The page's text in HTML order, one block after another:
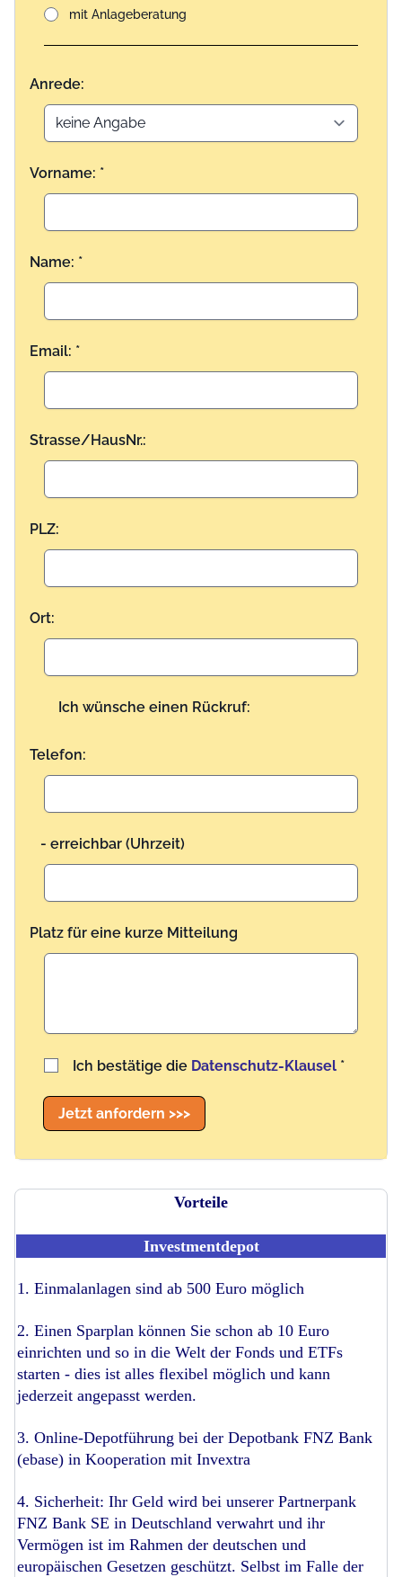
mit Anlageberatung
Anrede:
Vorname: *
Name: *
Email: *
Strasse/HausNr.:
PLZ:
Ort:
Ich wünsche einen Rückruf:
Telefon:
- erreichbar (Uhrzeit)
Platz für eine kurze Mitteilung
Benutzername
Ich bestätige die Datenschutz-Klausel *
Jetzt anfordern >>>
Vorteile
Investmentdepot
1. Einmalanlagen sind ab 500 Euro möglich
2. Einen Sparplan können Sie schon ab 10 Euro
einrichten und so in die Welt der Fonds und ETFs
starten - dies ist alles flexibel möglich und kann
jederzeit angepasst werden.
3. Online-Depotführung bei der Depotbank FNZ Bank
(ebase) in Kooperation mit Invextra
4. Sicherheit: Ihr Geld wird bei unserer Partnerpank
FNZ Bank SE in Deutschland verwahrt und ihr
Vermögen ist im Rahmen der deutschen und
europäischen Gesetzen geschützt. Selbst im Falle der